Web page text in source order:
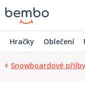
Hračky Oblečení
Snowboardové přilby